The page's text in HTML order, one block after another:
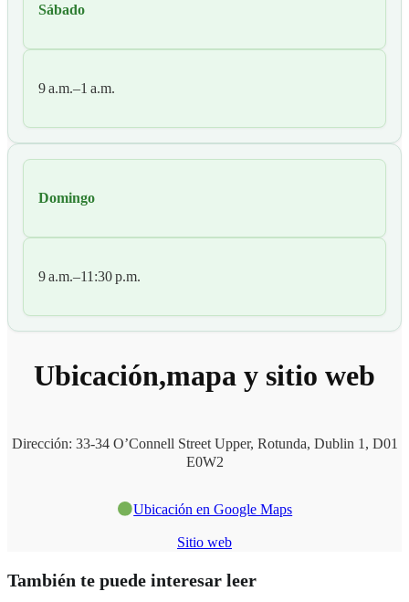
Sábado
9 a.m.–1 a.m.
Domingo
9 a.m.–11:30 p.m.
Ubicación,mapa y sitio web
Dirección: 33-34 O’Connell Street Upper, Rotunda, Dublin 1, D01
E0W2
Ubicación en Google Maps
Sitio web
También te puede interesar leer